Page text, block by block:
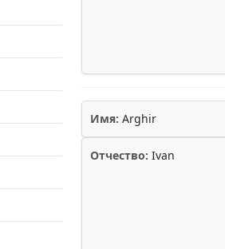
Имя: Arghir
Отчество: Ivan